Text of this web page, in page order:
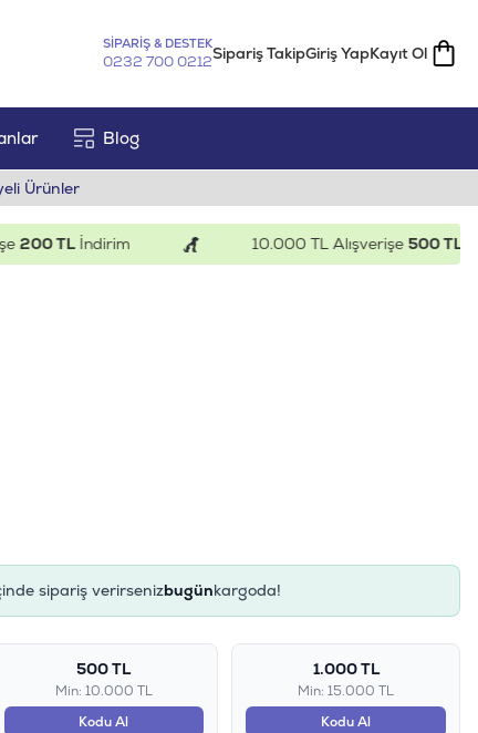
SİPARİŞ & DESTEK
0232 700 0212Sipariş TakipGiriş YapKayıt Ol
Blog
Ürünler
TLİndirim 10.000 TL Alışverişe500 TL
sipariş verirsenizbugünkargoda!
500 TL
Min: 10.000 TL
Kodu Al
1.000 TL
Min: 15.000 TL
Kodu Al